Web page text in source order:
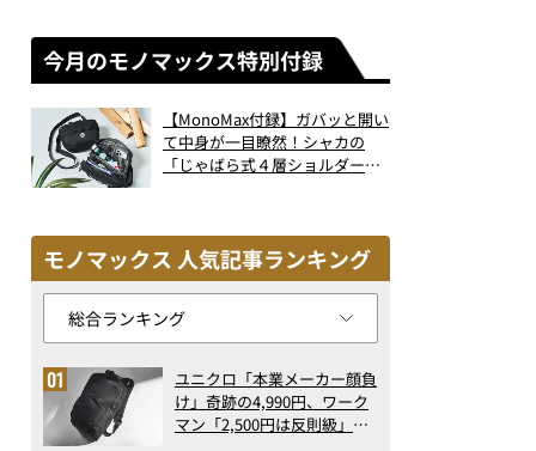
今月のモノマックス特別付録
【MonoMax付録】ガバッと開い
て中身が一目瞭然！シャカの
「じゃばら式４層ショルダーバ
モノマックス 人気記事ランキング
ユニクロ「本業メーカー顔負
け」奇跡の4,990円、ワーク
マン「2,500円は反則級」凄